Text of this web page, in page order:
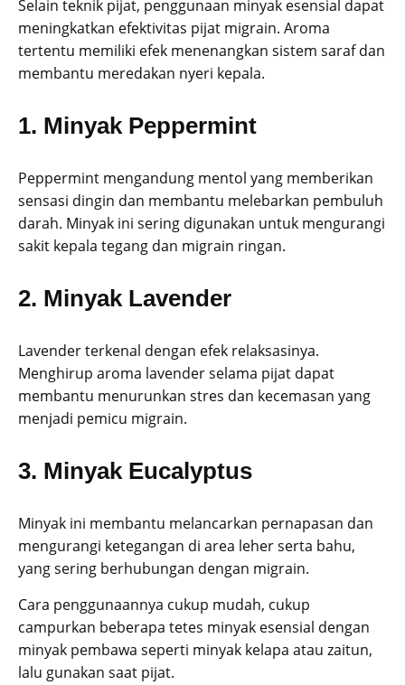
Selain teknik pijat, penggunaan minyak esensial dapat
meningkatkan efektivitas pijat migrain. Aroma
tertentu memiliki efek menenangkan sistem saraf dan
membantu meredakan nyeri kepala.
1. Minyak Peppermint
Peppermint mengandung mentol yang memberikan
sensasi dingin dan membantu melebarkan pembuluh
darah. Minyak ini sering digunakan untuk mengurangi
sakit kepala tegang dan migrain ringan.
2. Minyak Lavender
Lavender terkenal dengan efek relaksasinya.
Menghirup aroma lavender selama pijat dapat
membantu menurunkan stres dan kecemasan yang
menjadi pemicu migrain.
3. Minyak Eucalyptus
Minyak ini membantu melancarkan pernapasan dan
mengurangi ketegangan di area leher serta bahu,
yang sering berhubungan dengan migrain.
Cara penggunaannya cukup mudah, cukup
campurkan beberapa tetes minyak esensial dengan
minyak pembawa seperti minyak kelapa atau zaitun,
lalu gunakan saat pijat.